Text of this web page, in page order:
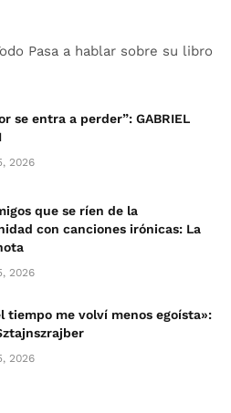
Pasa a hablar sobre su libro
se entra a perder”: GABRIEL
2026
que se ríen de la
con canciones irónicas: La
2026
tiempo me volví menos egoísta»:
2026